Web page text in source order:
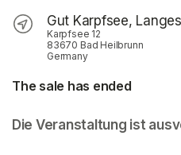
Gut Karpfsee,
Karpfsee 12
83670 Bad Heilbrunn
Germany
The sale has ended
Die Veranstaltung ist